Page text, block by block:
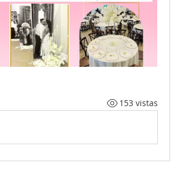
153 vistas